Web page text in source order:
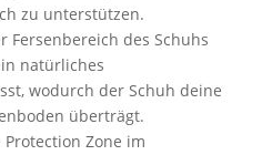
zu unterstützen.
Fersenbereich des Schuhs
natürliches
wodurch der Schuh deine
überträgt.
Protection Zone im